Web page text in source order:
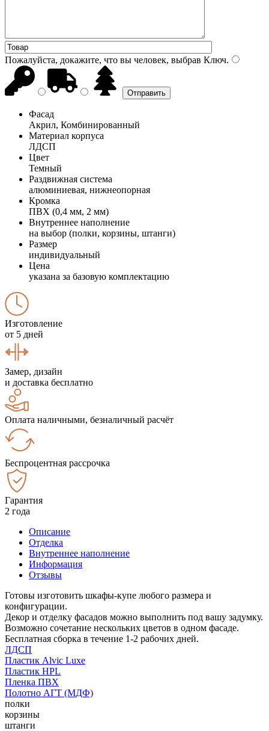
Пожалуйста, докажите, что вы человек, выбрав Ключ.
Фасад
Акрил, Комбинированный
Материал корпуса
ЛДСП
Цвет
Темный
Раздвижная система
алюминиевая, нижнеопорная
Кромка
ПВХ (0,4 мм, 2 мм)
Внутреннее наполнение
на выбор (полки, корзины, штанги)
Размер
индивидуальный
Цена
указана за базовую комплектацию
Изготовление
от 5 дней
Замер, дизайн
и доставка бесплатно
Оплата наличными, безналичный расчёт
Беспроцентная рассрочка
Гарантия
2 года
Описание
Отделка
Внутреннее наполнение
Информация
Отзывы
Готовы изготовить шкафы-купе любого размера и
конфигурации.
Декор и отделку фасадов можно выполнить под вашу задумку.
Возможно сочетание нескольких цветов в одном фасаде.
Бесплатная сборка в течение 1-2 рабочих дней.
ЛДСП
Пластик Alvic Luxe
Пластик HPL
Пленка ПВХ
Полотно АГТ (МДФ)
полки
корзины
штанги